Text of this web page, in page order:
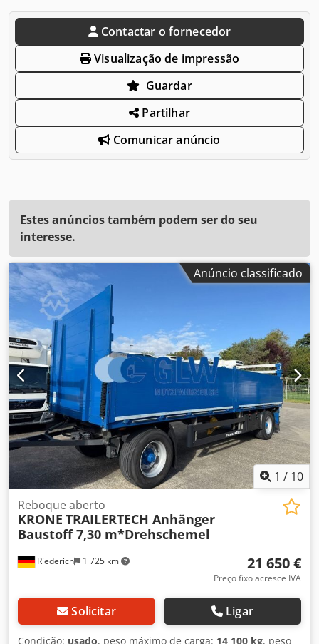
Contactar o fornecedor
Visualização de impressão
Guardar
Partilhar
Comunicar anúncio
Estes anúncios também podem ser do seu
interesse.
Anúncio classificado
1 / 10
Riederich 1 725 km
Reboque aberto
KRONE TRAILERTECH Anhänger
Baustoff 7,30 m*Drehschemel
21 650 €
Preço fixo acresce IVA
Solicitar Ligar
Condição: usado, peso máximo de carga: 14 100 kg, peso